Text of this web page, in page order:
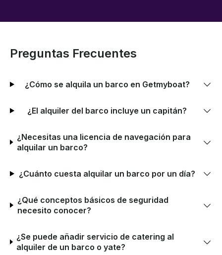
Preguntas Frecuentes
¿Cómo se alquila un barco en Getmyboat?
¿El alquiler del barco incluye un capitán?
¿Necesitas una licencia de navegación para
alquilar un barco?
¿Cuánto cuesta alquilar un barco por un día?
¿Qué conceptos básicos de seguridad
necesito conocer?
¿Se puede añadir servicio de catering al
alquiler de un barco o yate?